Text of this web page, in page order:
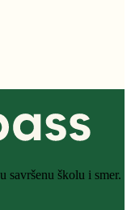
savršenu školu i smer.